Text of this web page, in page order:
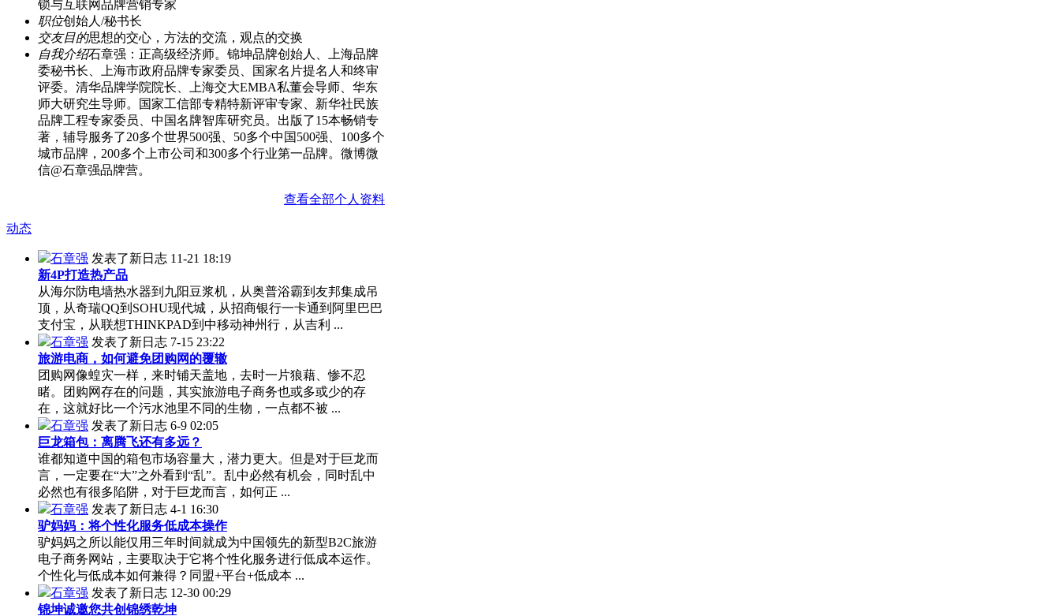
锁与互联网品牌营销专家
职位创始人/秘书长
交友目的思想的交心，方法的交流，观点的交换
自我介绍石章强：正高级经济师。锦坤品牌创始人、上海品牌
委秘书长、上海市政府品牌专家委员、国家名片提名人和终审
评委。清华品牌学院院长、上海交大EMBA私董会导师、华东
师大研究生导师。国家工信部专精特新评审专家、新华社民族
品牌工程专家委员、中国名牌智库研究员。出版了15本畅销专
著，辅导服务了20多个世界500强、50多个中国500强、100多个
城市品牌，200多个上市公司和300多个行业第一品牌。微博微
信@石章强品牌营。
查看全部个人资料
动态
石章强 发表了新日志 11-21 18:19
新4P打造热产品
从海尔防电墙热水器到九阳豆浆机，从奥普浴霸到友邦集成吊
顶，从奇瑞QQ到SOHU现代城，从招商银行一卡通到阿里巴巴
支付宝，从联想THINKPAD到中移动神州行，从吉利 ...
石章强 发表了新日志 7-15 23:22
旅游电商，如何避免团购网的覆辙
团购网像蝗灾一样，来时铺天盖地，去时一片狼藉、惨不忍
睹。团购网存在的问题，其实旅游电子商务也或多或少的存
在，这就好比一个污水池里不同的生物，一点都不被 ...
石章强 发表了新日志 6-9 02:05
巨龙箱包：离腾飞还有多远？
谁都知道中国的箱包市场容量大，潜力更大。但是对于巨龙而
言，一定要在“大”之外看到“乱”。乱中必然有机会，同时乱中
必然也有很多陷阱，对于巨龙而言，如何正 ...
石章强 发表了新日志 4-1 16:30
驴妈妈：将个性化服务低成本操作
驴妈妈之所以能仅用三年时间就成为中国领先的新型B2C旅游
电子商务网站，主要取决于它将个性化服务进行低成本运作。
个性化与低成本如何兼得？同盟+平台+低成本 ...
石章强 发表了新日志 12-30 00:29
锦坤诚邀您共创锦绣乾坤